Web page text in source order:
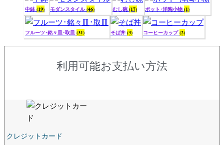
中鉢 (19) モダンスタイル(46) むし碗 (17) ポット･洋陶小物 (1)
フルーツ･銘々皿･取皿 (31) そば丼 (3) コーヒーカップ(2)
利用可能お支払い方法
クレジットカード